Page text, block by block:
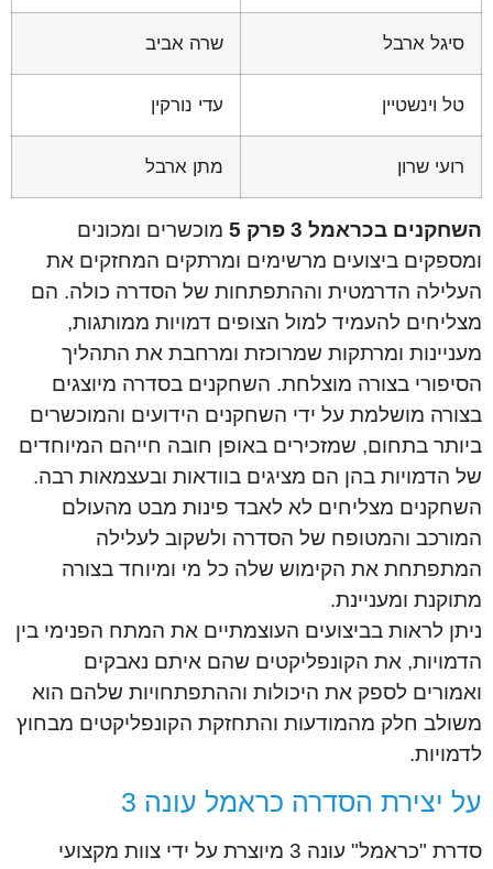
סיגל ארבל שרה אביב
טל וינשטיין עדי נורקין
רועי שרון מתן ארבל
השחקנים בכראמל 3 פרק 5
מוכשרים ומכונים
ומספקים ביצועים מרשימים ומרתקים המחזקים את
העלילה הדרמטית וההתפתחות של הסדרה כולה. הם
מצליחים להעמיד למול הצופים דמויות ממותגות,
מעניינות ומרתקות שמרוכזת ומרחבת את התהליך
הסיפורי בצורה מוצלחת. השחקנים בסדרה מיוצגים
בצורה מושלמת על ידי השחקנים הידועים והמוכשרים
ביותר בתחום, שמזכירים באופן חובה חייהם המיוחדים
של הדמויות בהן הם מציגים בוודאות ובעצמאות רבה.
השחקנים מצליחים לא לאבד פינות מבט מהעולם
המורכב והמטופח של הסדרה ולשקוב לעלילה
המתפתחת את הקימוש שלה כל מי ומיוחד בצורה
מתוקנת ומעניינת.
ניתן לראות בביצועים העוצמתיים את המתח הפנימי בין
הדמויות, את הקונפליקטים שהם איתם נאבקים
ואמורים לספק את היכולות וההתפתחויות שלהם הוא
משולב חלק מהמודעות והתחזקת הקונפליקטים מבחוץ
לדמויות.
על יצירת הסדרה כראמל עונה 3
סדרת "כראמל" עונה 3 מיוצרת על ידי צוות מקצועי